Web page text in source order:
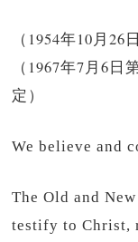
（1954年10月26
（1967年7月6
定）
We believe and
The Old and
testify to Christ,